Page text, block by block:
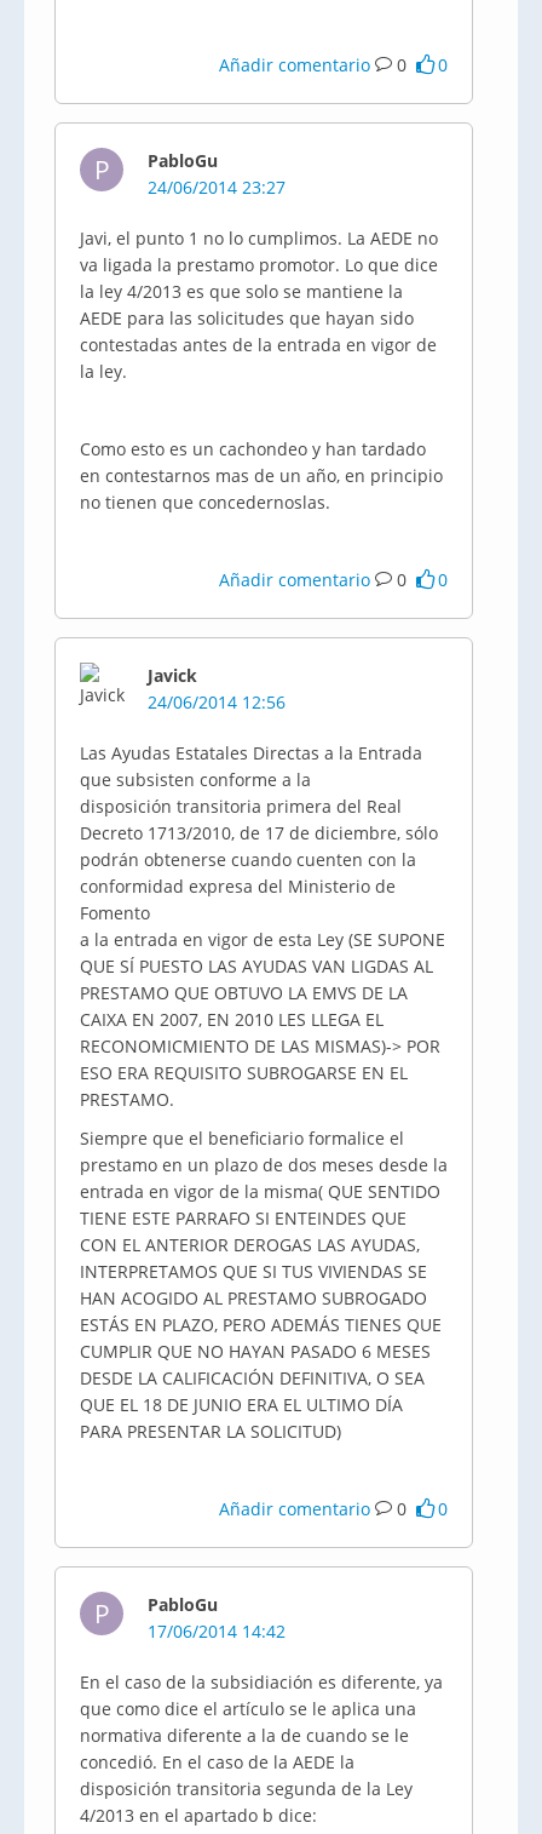
Añadir comentario 0 0
P
PabloGu
24/06/2014 23:27
Javi, el punto 1 no lo cumplimos. La AEDE no
va ligada la prestamo promotor. Lo que dice
la ley 4/2013 es que solo se mantiene la
AEDE para las solicitudes que hayan sido
contestadas antes de la entrada en vigor de
la ley.
Como esto es un cachondeo y han tardado
en contestarnos mas de un año, en principio
no tienen que concedernoslas.
Añadir comentario 0 0
Javick
24/06/2014 12:56
Las Ayudas Estatales Directas a la Entrada
que subsisten conforme a la
disposición transitoria primera del Real
Decreto 1713/2010, de 17 de diciembre, sólo
podrán obtenerse cuando cuenten con la
conformidad expresa del Ministerio de
Fomento
a la entrada en vigor de esta Ley (SE SUPONE
QUE SÍ PUESTO LAS AYUDAS VAN LIGDAS AL
PRESTAMO QUE OBTUVO LA EMVS DE LA
CAIXA EN 2007, EN 2010 LES LLEGA EL
RECONOMICMIENTO DE LAS MISMAS)-> POR
ESO ERA REQUISITO SUBROGARSE EN EL
PRESTAMO.
Siempre que el beneficiario formalice el
prestamo en un plazo de dos meses desde la
entrada en vigor de la misma( QUE SENTIDO
TIENE ESTE PARRAFO SI ENTEINDES QUE
CON EL ANTERIOR DEROGAS LAS AYUDAS,
INTERPRETAMOS QUE SI TUS VIVIENDAS SE
HAN ACOGIDO AL PRESTAMO SUBROGADO
ESTÁS EN PLAZO, PERO ADEMÁS TIENES QUE
CUMPLIR QUE NO HAYAN PASADO 6 MESES
DESDE LA CALIFICACIÓN DEFINITIVA, O SEA
QUE EL 18 DE JUNIO ERA EL ULTIMO DÍA
PARA PRESENTAR LA SOLICITUD)
Añadir comentario 0 0
P
PabloGu
17/06/2014 14:42
En el caso de la subsidiación es diferente, ya
que como dice el artículo se le aplica una
normativa diferente a la de cuando se le
concedió. En el caso de la AEDE la
disposición transitoria segunda de la Ley
4/2013 en el apartado b dice: